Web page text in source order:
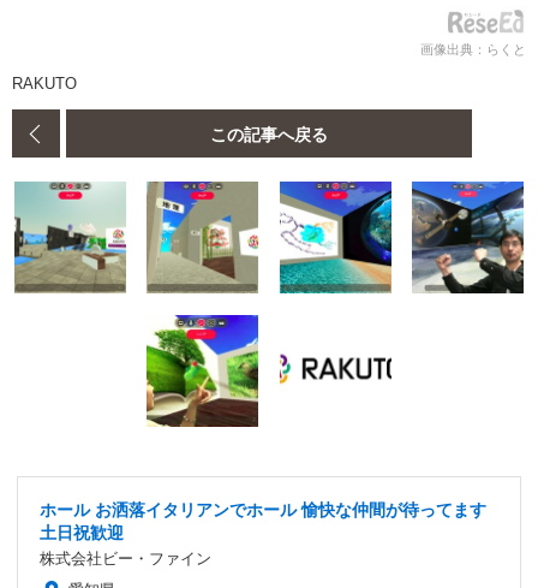
画像出典：らくと
RAKUTO
この記事へ戻る
ホール お洒落イタリアンでホール 愉快な仲間が待ってます
土日祝歓迎
株式会社ビー・ファイン